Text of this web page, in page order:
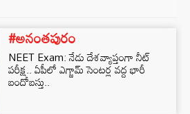
#అనంతపురం
NEET Exam: నేడు దేశవ్యాప్తంగా నీట్
పరీక్ష.. ఏపీలో ఎగ్జామ్ సెంటర్ల వద్ద భారీ
బందోబస్తు..